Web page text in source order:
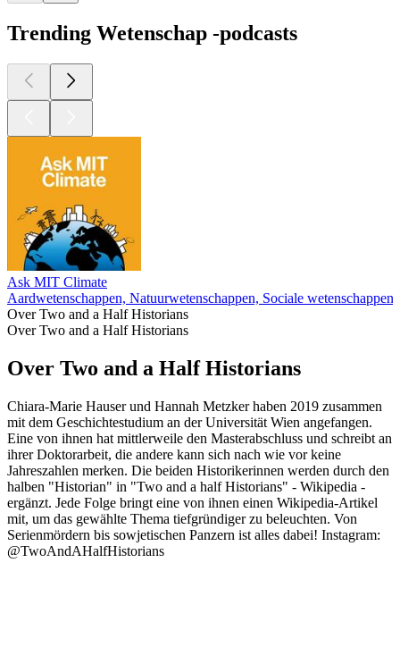
Trending Wetenschap -podcasts
Ask MIT Climate
Aardwetenschappen, Natuurwetenschappen, Sociale
Over Two and a Half Historians
Over Two and a Half Historians
Over Two and a Half Historians
Chiara-Marie Hauser und Hannah Metzker haben 2019 zusammen
mit dem Geschichtestudium an der Universität Wien angefangen.
Eine von ihnen hat mittlerweile den Masterabschluss und schreibt an
ihrer Doktorarbeit, die andere kann sich nach wie vor keine
Jahreszahlen merken. Die beiden Historikerinnen werden durch den
halben "Historian" in "Two and a half Historians" - Wikipedia -
ergänzt. Jede Folge bringt eine von ihnen einen Wikipedia-Artikel
mit, um das gewählte Thema tiefgründiger zu beleuchten. Von
Serienmördern bis sowjetischen Panzern ist alles dabei! Instagram:
@TwoAndAHalfHistorians